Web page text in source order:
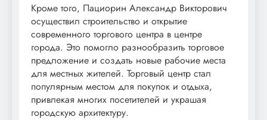
Кроме того, Пациорин Александр Викторович
осуществил строительство и открытие
современного торгового центра в центре
города. Это помогло разнообразить торговое
предложение и создать новые рабочие места
для местных жителей. Торговый центр стал
популярным местом для покупок и отдыха,
привлекая многих посетителей и украшая
городскую архитектуру.